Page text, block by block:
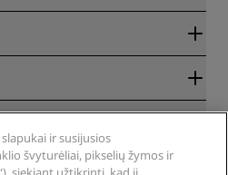
Hotels“ir susijusios
švyturėliai, pikselių žymos ir